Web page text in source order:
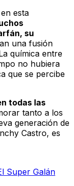
esta
su
una fusión
química entre
no hubiera
que se percibe
todas las
tanto a los
generación de
Castro, es
Super Galán